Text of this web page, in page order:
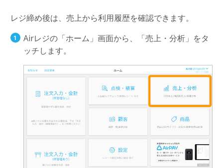
レジ締め後は、売上から利用履歴を確認できます。
Airレジの「ホーム」画面から、「売上・分析」をタ
ッチします。